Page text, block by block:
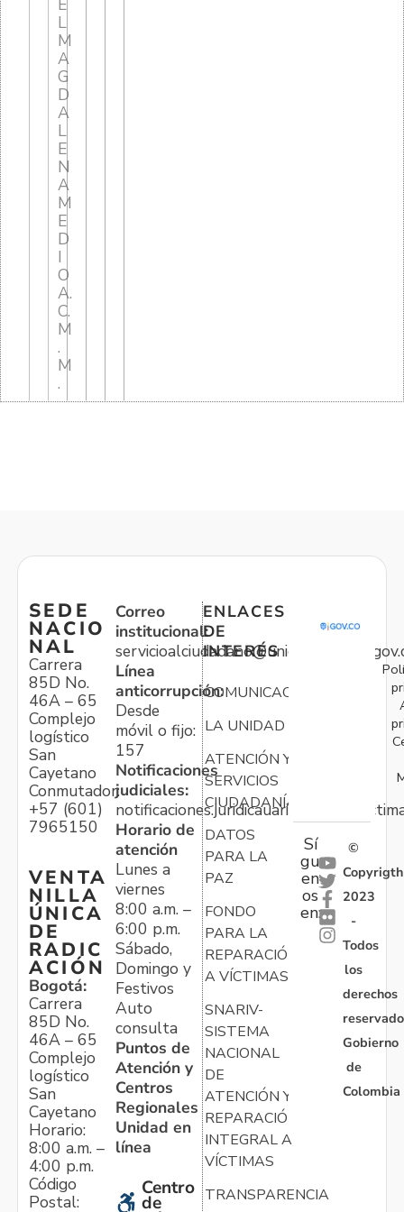
E
L
M
A
G
D
A
L
E
N
A
M
E
D
I
O
A.
C.
M
.
M
.
SEDE
NACIO
NAL
Carrera
85D No.
46A – 65
Complejo
logístico
San
Cayetano
Conmutador:
+57 (601)
7965150
VENTA
NILLA
ÚNICA
DE
RADIC
ACIÓN
Bogotá:
Carrera
85D No.
46A – 65
Complejo
logístico
San
Cayetano
Horario:
8:00 a.m. –
4:00 p.m.
Código
Postal:
Correo
institucional:
Línea
anticorrupción:
Desde
móvil o fijo:
157
Notificaciones
judiciales:
Horario de
atención
Lunes a
viernes
8:00 a.m. –
6:00 p.m.
Sábado,
Domingo y
Festivos
Auto
consulta
Puntos de
Atención y
Centros
Regionales
Unidad en
línea
Centro
de
ENLACES
DE
INTERÉS
COMUNICACIONES
LA UNIDAD
ATENCIÓN Y
SERVICIOS
CIUDADANÍA
DATOS
PARA LA
PAZ
FONDO
PARA LA
REPARACIÓN
A VÍCTIMAS
SNARIV-
SISTEMA
NACIONAL
DE
ATENCIÓN Y
REPARACIÓN
INTEGRAL A
VÍCTIMAS
TRANSPARENCIA
Sí
gu
en
os
en:
©
Copyrigth
2023
-
Todos
los
derechos
Gobierno
de
Colombia